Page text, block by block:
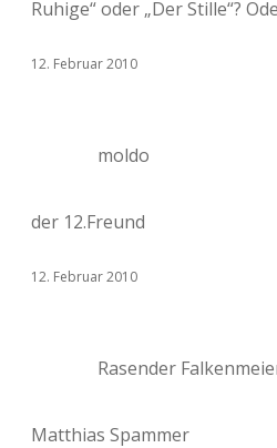
Ruhige“ oder „Der Stille“?
12. Februar 2010
moldo
der 12.Freund
12. Februar 2010
Rasender
Matthias Spammer